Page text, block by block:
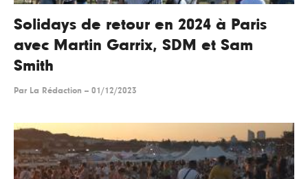
Solidays de retour en 2024 à Paris
avec Martin Garrix, SDM et Sam
Smith
Par La Rédaction -- 01/12/2023